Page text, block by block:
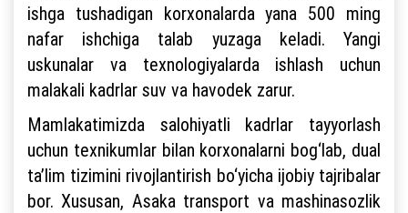
ishga tushadigan korxonalarda yana 500 ming
nafar ishchiga talab yuzaga keladi. Yangi
uskunalar va texnologiyalarda ishlash uchun
malakali kadrlar suv va havodek zarur.
Mamlakatimizda salohiyatli kadrlar tayyorlash
uchun texnikumlar bilan korxonalarni bog‘lab, dual
ta’lim tizimini rivojlantirish bo‘yicha ijobiy tajribalar
bor. Xususan, Asaka transport va mashinasozlik